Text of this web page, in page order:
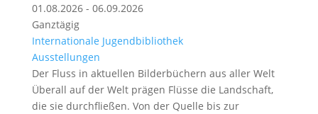
01.08.2026 - 06.09.2026
Ganztägig
Internationale Jugendbibliothek
Ausstellungen
Der Fluss in aktuellen Bilderbüchern aus aller Welt
Überall auf der Welt prägen Flüsse die Landschaft,
die sie durchfließen. Von der Quelle bis zur